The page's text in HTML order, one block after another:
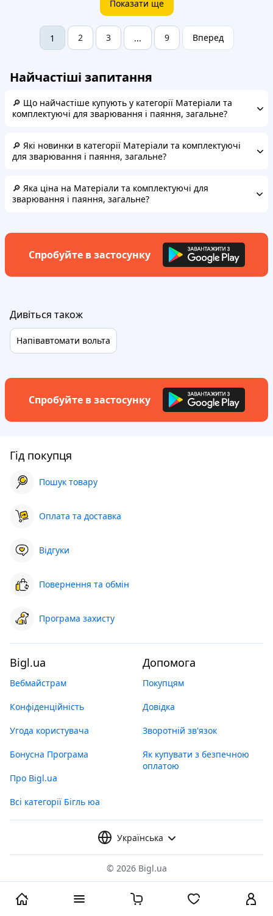
Показати ще
1 2 3 ... 9 Вперед
Найчастіші запитання
🔎 Що найчастіше купують у категорії Матеріали та
комплектуючі для зварювання і паяння, загальне?
🔎 Які новинки в категорії Матеріали та комплектуючі
для зварювання і паяння, загальне?
🔎 Яка ціна на Матеріали та комплектуючі для
зварювання і паяння, загальне?
Спробуйте в застосунку
Дивіться також
Напівавтомати вольта
Спробуйте в застосунку
Гід покупця
Пошук товару
Оплата та доставка
Відгуки
Повернення та обмін
Програма захисту
Bigl.ua
Вебмайстрам
Конфіденційність
Угода користувача
Бонусна Програма
Про Bigl.ua
Всі категорії Бігль юа
Допомога
Покупцям
Довідка
Зворотній зв'язок
Як купувати з безпечною
оплатою
Українська
© 2026 Bigl.ua